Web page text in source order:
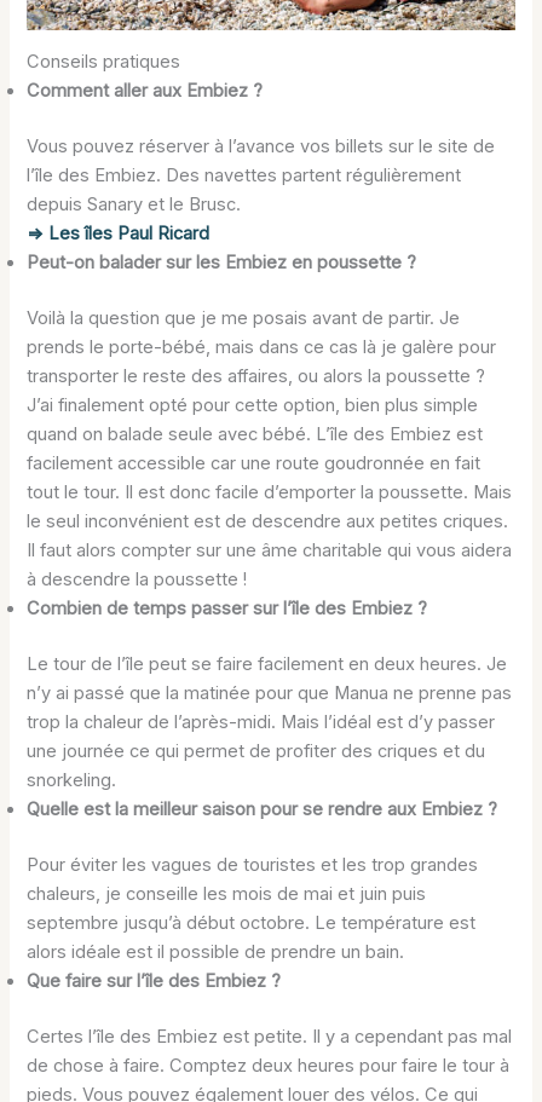
Conseils pratiques
Comment aller aux Embiez ?
Vous pouvez réserver à l’avance vos billets sur le site de
l’île des Embiez. Des navettes partent régulièrement
depuis Sanary et le Brusc.
=> Les îles Paul Ricard
Peut-on balader sur les Embiez en poussette ?
Voilà la question que je me posais avant de partir. Je
prends le porte-bébé, mais dans ce cas là je galère pour
transporter le reste des affaires, ou alors la poussette ?
J’ai finalement opté pour cette option, bien plus simple
quand on balade seule avec bébé. L’île des Embiez est
facilement accessible car une route goudronnée en fait
tout le tour. Il est donc facile d’emporter la poussette. Mais
le seul inconvénient est de descendre aux petites criques.
Il faut alors compter sur une âme charitable qui vous aidera
à descendre la poussette !
Combien de temps passer sur l’île des Embiez ?
Le tour de l’île peut se faire facilement en deux heures. Je
n’y ai passé que la matinée pour que Manua ne prenne pas
trop la chaleur de l’après-midi. Mais l’idéal est d’y passer
une journée ce qui permet de profiter des criques et du
snorkeling.
Quelle est la meilleur saison pour se rendre aux Embiez ?
Pour éviter les vagues de touristes et les trop grandes
chaleurs, je conseille les mois de mai et juin puis
septembre jusqu’à début octobre. Le température est
alors idéale est il possible de prendre un bain.
Que faire sur l’île des Embiez ?
Certes l’île des Embiez est petite. Il y a cependant pas mal
de chose à faire. Comptez deux heures pour faire le tour à
pieds. Vous pouvez également louer des vélos. Ce qui